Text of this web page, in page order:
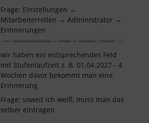
Frage: Einstellungen →
Mitarbeiterrollen → Administrator →
Erinnerungen
wir haben ein entsprechendes Feld
mit Stufenlaufzeit z. B. 01.04.2027 - 4
Wochen davor bekommt man eine
Erinnerung
Frage: soweit ich weiß, muss man das
selber eintragen